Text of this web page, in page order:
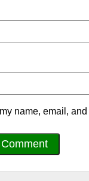
name, email,